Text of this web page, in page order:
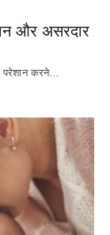
और असरदार
परेशान करने…